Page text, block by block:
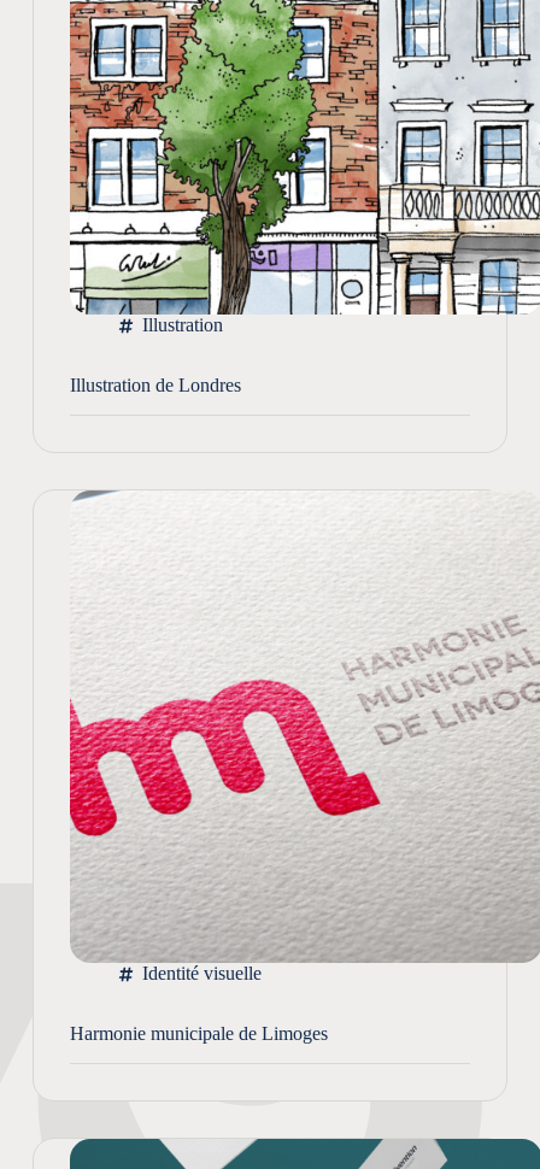
Illustration
Illustration de Londres
Identité visuelle
Harmonie municipale de Limoges